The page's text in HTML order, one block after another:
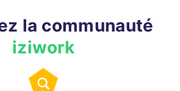
la communauté
iziwork